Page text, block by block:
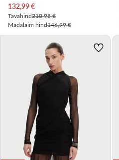
Praegune hind
132,99€
Tavahind210,95 €
Madalaim hind146,99 €